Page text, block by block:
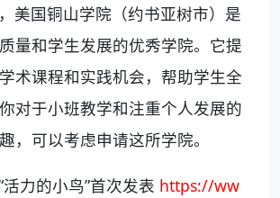
美国铜山学院（约书亚树市）是
量和学生发展的优秀学院。它提
术课程和实践机会，帮助学生全
对于小班教学和注重个人发展的
，可以考虑申请这所学院。
活力的小鸟”首次发表 https://ww